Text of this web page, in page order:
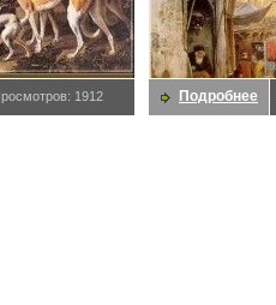
1912 Подробнее